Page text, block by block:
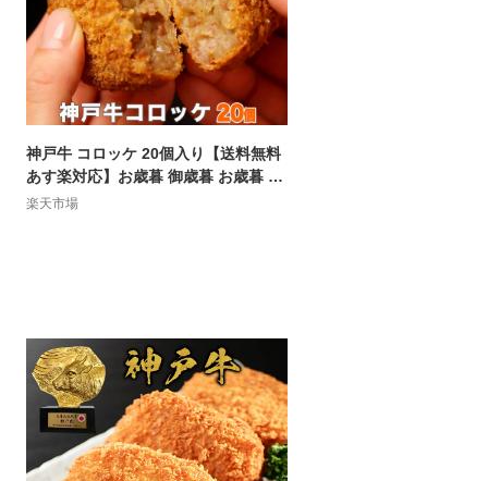
神戸牛 コロッケ 20個入り【送料無料
あす楽対応】お歳暮 御歳暮 お歳暮 御
歳暮 ギフト プレゼント 内祝い お返し
楽天市場